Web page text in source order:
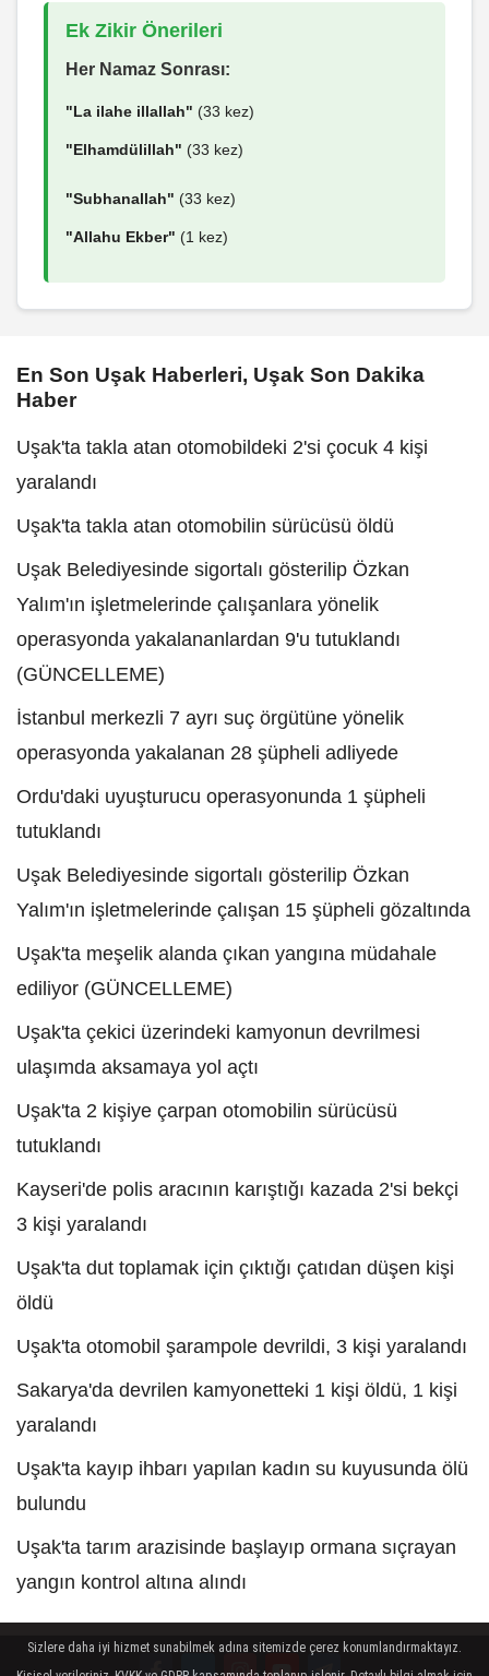
Ek Zikir Önerileri
Her Namaz Sonrası:
"La ilahe illallah" (33 kez)
"Elhamdülillah" (33 kez)
"Subhanallah" (33 kez)
"Allahu Ekber" (1 kez)
En Son Uşak Haberleri, Uşak Son Dakika
Haber
Uşak'ta takla atan otomobildeki 2'si çocuk 4 kişi
yaralandı
Uşak'ta takla atan otomobilin sürücüsü öldü
Uşak Belediyesinde sigortalı gösterilip Özkan
Yalım'ın işletmelerinde çalışanlara yönelik
operasyonda yakalananlardan 9'u tutuklandı
(GÜNCELLEME)
İstanbul merkezli 7 ayrı suç örgütüne yönelik
operasyonda yakalanan 28 şüpheli adliyede
Ordu'daki uyuşturucu operasyonunda 1 şüpheli
tutuklandı
Uşak Belediyesinde sigortalı gösterilip Özkan
Yalım'ın işletmelerinde çalışan 15 şüpheli gözaltında
Uşak'ta meşelik alanda çıkan yangına müdahale
ediliyor (GÜNCELLEME)
Uşak'ta çekici üzerindeki kamyonun devrilmesi
ulaşımda aksamaya yol açtı
Uşak'ta 2 kişiye çarpan otomobilin sürücüsü
tutuklandı
Kayseri'de polis aracının karıştığı kazada 2'si bekçi
3 kişi yaralandı
Uşak'ta dut toplamak için çıktığı çatıdan düşen kişi
öldü
Uşak'ta otomobil şarampole devrildi, 3 kişi yaralandı
Sakarya'da devrilen kamyonetteki 1 kişi öldü, 1 kişi
yaralandı
Uşak'ta kayıp ihbarı yapılan kadın su kuyusunda ölü
bulundu
Uşak'ta tarım arazisinde başlayıp ormana sıçrayan
yangın kontrol altına alındı
Sizlere daha iyi hizmet sunabilmek adına sitemizde çerez konumlandırmaktayız.